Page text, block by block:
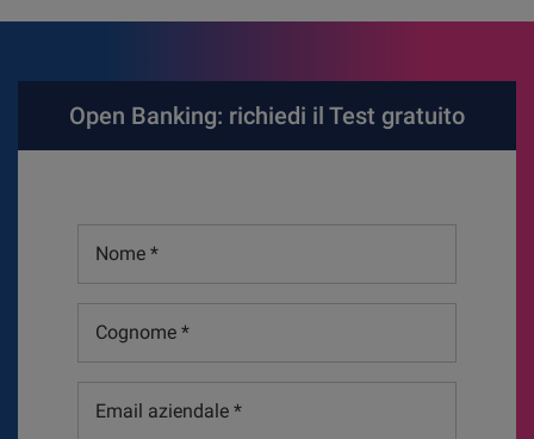
Open Banking: richiedi il Test gratuito
aziendale